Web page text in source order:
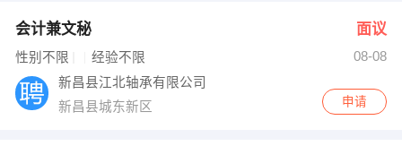
会计兼文秘 面议
性别不限 经验不限
08-08
新昌县江北轴承有限公司
新昌县城东新区
申请